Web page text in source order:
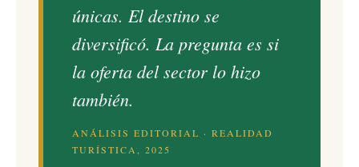
únicas. El destino se
diversificó. La pregunta es si
la oferta del sector lo hizo
también.
ANÁLISIS EDITORIAL · REALIDAD
TURÍSTICA, 2025